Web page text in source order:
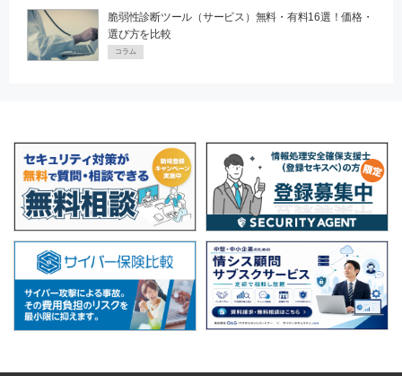
脆弱性診断ツール（サービス）無料・有料16選！価格・
選び方を比較
コラム